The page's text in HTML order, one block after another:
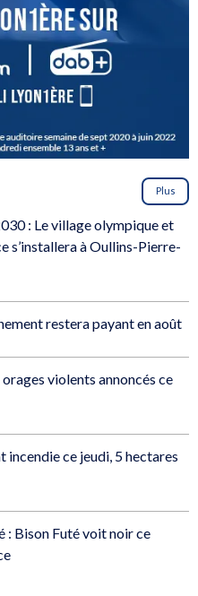
Plus
: Le village olympique et
s’installera à Oullins-Pierre-
restera payant en août
violents annoncés ce
incendie ce jeudi, 5 hectares
: Bison Futé voit noir ce